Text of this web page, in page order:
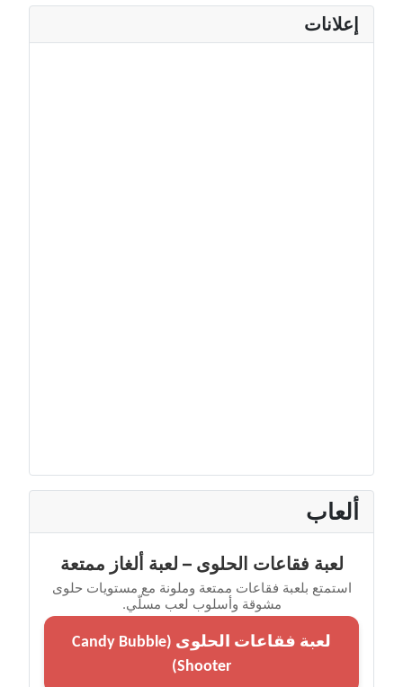
إعلانات
ألعاب
لعبة فقاعات الحلوى – لعبة ألغاز ممتعة
استمتع بلعبة فقاعات ممتعة وملونة مع مستويات حلوى
مشوقة وأسلوب لعب مسلّي.
لعبة فقاعات الحلوى (Candy Bubble
Shooter)